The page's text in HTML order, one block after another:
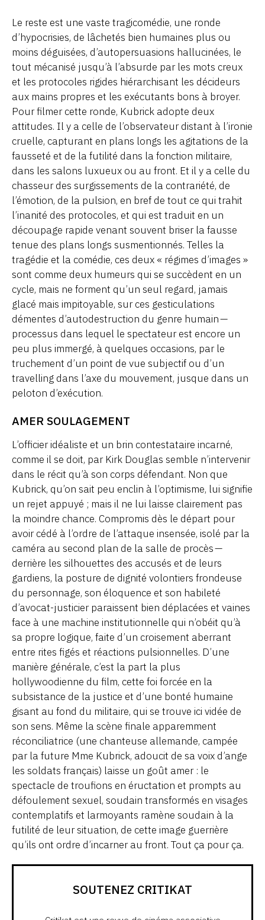
Le reste est une vaste tragicomédie, une ronde
d’hypocrisies, de lâchetés bien humaines plus ou
moins déguisées, d’autopersuasions hallucinées, le
tout mécanisé jusqu’à l’absurde par les mots creux
et les protocoles rigides hiérarchisant les décideurs
aux mains propres et les exécutants bons à broyer.
Pour filmer cette ronde, Kubrick adopte deux
attitudes. Il y a celle de l’observateur distant à l’ironie
cruelle, capturant en plans longs les agitations de la
fausseté et de la futilité dans la fonction militaire,
dans les salons luxueux ou au front. Et il y a celle du
chasseur des surgissements de la contrariété, de
l’émotion, de la pulsion, en bref de tout ce qui trahit
l’inanité des protocoles, et qui est traduit en un
découpage rapide venant souvent briser la fausse
tenue des plans longs susmentionnés. Telles la
tragédie et la comédie, ces deux « régimes d’images »
sont comme deux humeurs qui se succèdent en un
cycle, mais ne forment qu’un seul regard, jamais
glacé mais impitoyable, sur ces gesticulations
démentes d’autodestruction du genre humain —
processus dans lequel le spectateur est encore un
peu plus immergé, à quelques occasions, par le
truchement d’un point de vue subjectif ou d’un
travelling dans l’axe du mouvement, jusque dans un
peloton d’exécution.
AMER SOULAGEMENT
L’officier idéaliste et un brin contestataire incarné,
comme il se doit, par Kirk Douglas semble n’intervenir
dans le récit qu’à son corps défendant. Non que
Kubrick, qu’on sait peu enclin à l’optimisme, lui signifie
un rejet appuyé ; mais il ne lui laisse clairement pas
la moindre chance. Compromis dès le départ pour
avoir cédé à l’ordre de l’attaque insensée, isolé par la
caméra au second plan de la salle de procès —
derrière les silhouettes des accusés et de leurs
gardiens, la posture de dignité volontiers frondeuse
du personnage, son éloquence et son habileté
d’avocat-justicier paraissent bien déplacées et vaines
face à une machine institutionnelle qui n’obéit qu’à
sa propre logique, faite d’un croisement aberrant
entre rites figés et réactions pulsionnelles. D’une
manière générale, c’est la part la plus
hollywoodienne du film, cette foi forcée en la
subsistance de la justice et d’une bonté humaine
gisant au fond du militaire, qui se trouve ici vidée de
son sens. Même la scène finale apparemment
réconciliatrice (une chanteuse allemande, campée
par la future Mme Kubrick, adoucit de sa voix d’ange
les soldats français) laisse un goût amer : le
spectacle de troufions en éructation et prompts au
défoulement sexuel, soudain transformés en visages
contemplatifs et larmoyants ramène soudain à la
futilité de leur situation, de cette image guerrière
qu’ils ont ordre d’incarner au front. Tout ça pour ça.
SOUTENEZ CRITIKAT